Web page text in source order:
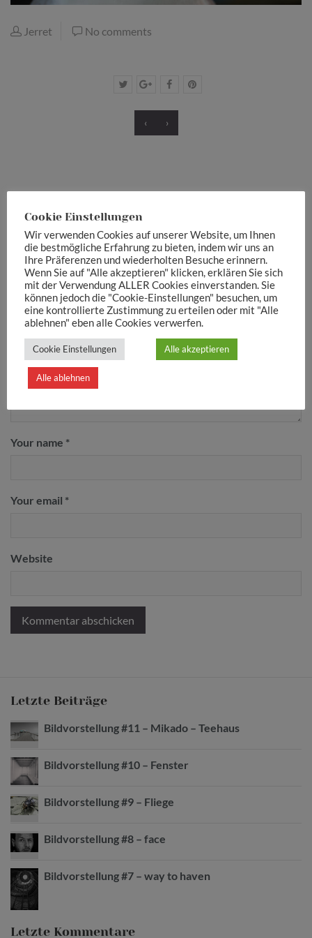
Jerret No comments
‹ ›
Schreibe einen Kommentar
Deine E-Mail-Adresse wird nicht veröffentlicht. Erforderliche
Felder sind mit markiert
Your message
Your name *
Your email *
Website
Letzte Beiträge
Bildvorstellung #11 – Mikado – Teehaus
Bildvorstellung #10 – Fenster
Bildvorstellung #9 – Fliege
Bildvorstellung #8 – face
Bildvorstellung #7 – way to haven
Letzte Kommentare
Cookie Einstellungen
Wir verwenden Cookies auf unserer Website, um Ihnen
die bestmögliche Erfahrung zu bieten, indem wir uns an
Ihre Präferenzen und wiederholten Besuche erinnern.
Wenn Sie auf "Alle akzeptieren" klicken, erklären Sie sich
mit der Verwendung ALLER Cookies einverstanden. Sie
können jedoch die "Cookie-Einstellungen" besuchen, um
eine kontrollierte Zustimmung zu erteilen oder mit "Alle
ablehnen" eben alle Cookies verwerfen.
Cookie Einstellungen Alle akzeptieren
Alle ablehnen